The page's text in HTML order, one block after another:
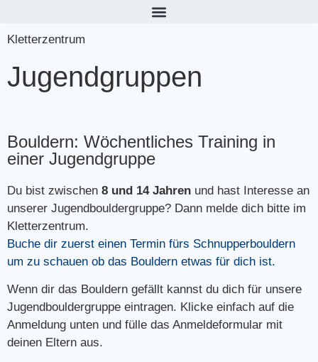
Kletterzentrum
Jugendgruppen
Bouldern: Wöchentliches Training in
einer Jugendgruppe
Du bist zwischen 8 und 14 Jahren und hast Interesse an
unserer Jugendbouldergruppe? Dann melde dich bitte im
Kletterzentrum.
Buche dir zuerst einen Termin fürs Schnupperbouldern
um zu schauen ob das Bouldern etwas für dich ist.
Wenn dir das Bouldern gefällt kannst du dich für unsere
Jugendbouldergruppe eintragen. Klicke einfach auf die
Anmeldung unten und fülle das Anmeldeformular mit
deinen Eltern aus.